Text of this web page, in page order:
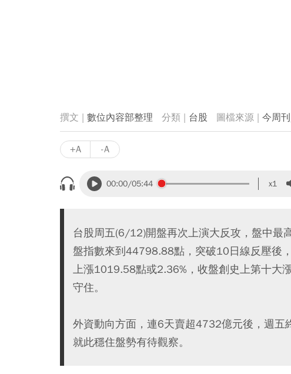
數位內容部整理 台股 今周
+A -A
00:00/05:44 x1
台股周五(6/12)開盤再次上演大反攻，盤中最
盤指數來到44798.88點，突破10日線反壓後
上漲1019.58點或2.36%，收盤創史上第十大
守住。
外資動向方面，連6天賣超4732億元後，週
就此穩住盤勢有待觀察。